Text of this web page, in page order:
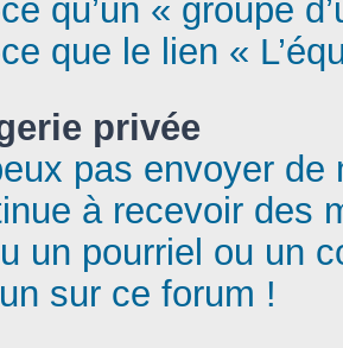
qu’un « groupe
que le lien «
privée
pas envoyer de
à recevoir des
un pourriel ou un
sur ce forum !